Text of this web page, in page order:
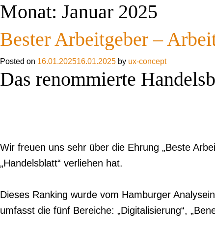
Skip to content
Monat: Januar 2025
Bester Arbeitgeber –
Posted on 16.01.202516.01.2025 by ux-concept
Das renommierte
Wir freuen uns sehr über die Ehrung „Beste
„Handelsblatt“ verliehen hat.
Dieses Ranking wurde vom Hamburger
umfasst die fünf Bereiche: „Digitalisierung“,